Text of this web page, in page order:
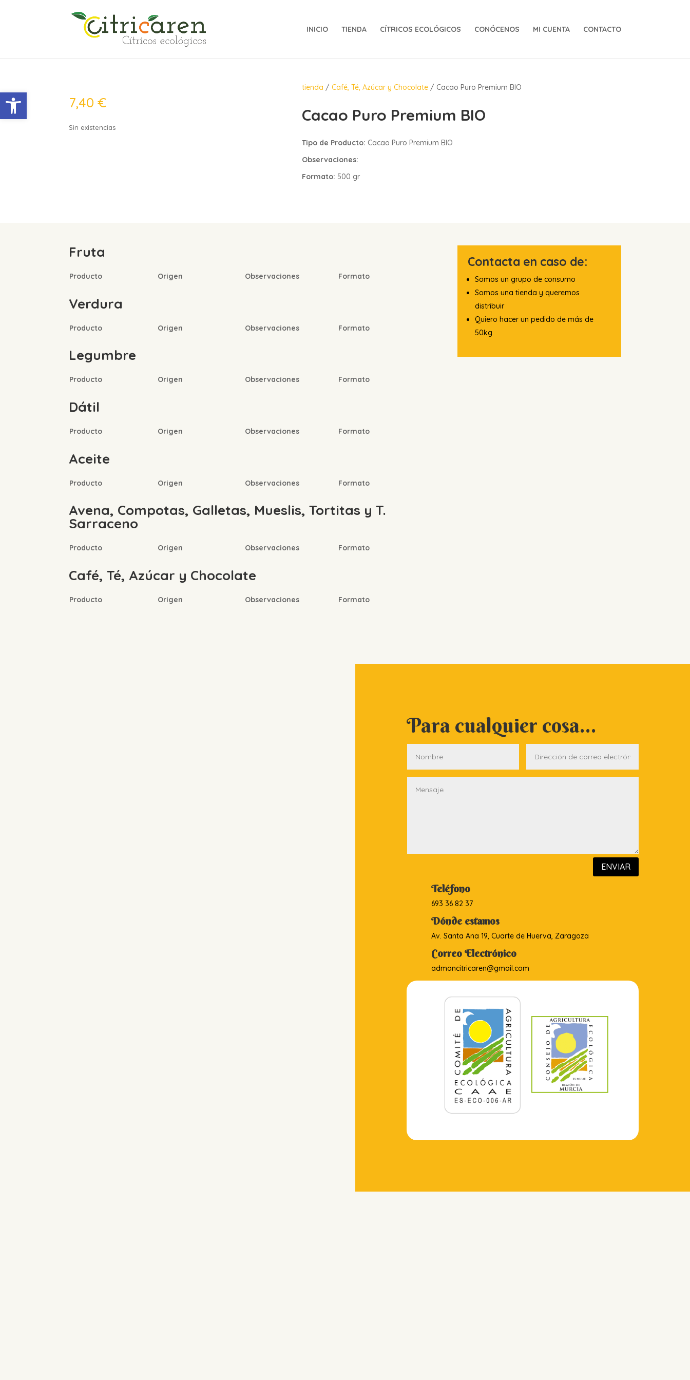
INICIO TIENDA CÍTRICOS ECOLÓGICOS CONÓCENOS MI CUENTA CONTACTO
7,40€
Sin existencias
tienda /Café, Té, Azúcar y Chocolate / Cacao Puro Premium BIO
Cacao Puro Premium BIO
Tipo de Producto: Cacao Puro Premium BIO
Observaciones:
Formato: 500 gr
Fruta
Producto Origen Observaciones Formato
Verdura
Producto Origen Observaciones Formato
Legumbre
Producto Origen Observaciones Formato
Dátil
Producto Origen Observaciones Formato
Aceite
Producto Origen Observaciones Formato
Avena, Compotas, Galletas, Mueslis, Tortitas y T.
Sarraceno
Producto Origen Observaciones Formato
Café, Té, Azúcar y Chocolate
Producto Origen Observaciones Formato
Contacta en caso de:
Somos un grupo de consumo
Somos una tienda y queremos
distribuir
Quiero hacer un pedido de más de
50kg
Para cualquier cosa...
ENVIAR
Teléfono
693 36 82 37
Dónde estamos
Av. Santa Ana 19, Cuarte de Huerva, Zaragoza
Correo Electrónico
admoncitricaren@gmail.com
Abrir barra de herramientas